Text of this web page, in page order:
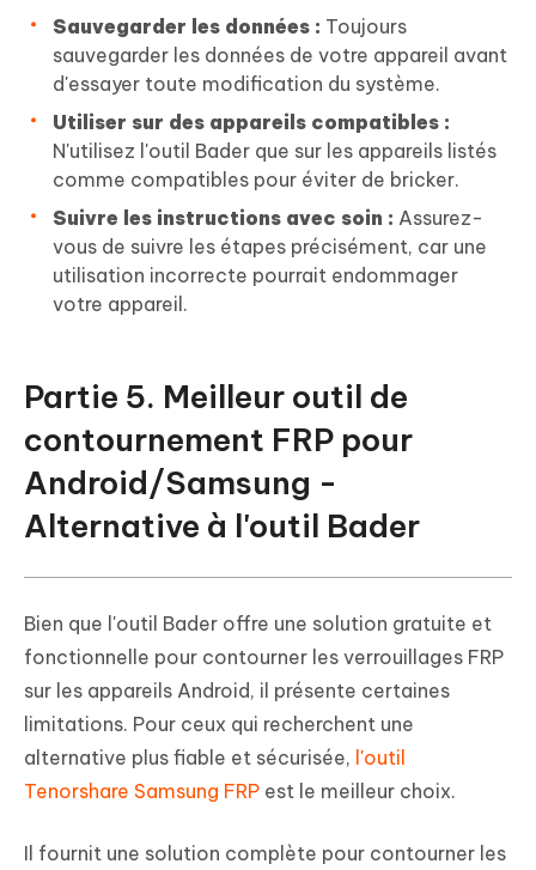
Sauvegarder les données : Toujours
sauvegarder les données de votre appareil avant
d'essayer toute modification du système.
Utiliser sur des appareils compatibles :
N'utilisez l'outil Bader que sur les appareils listés
comme compatibles pour éviter de bricker.
Suivre les instructions avec soin : Assurez-
vous de suivre les étapes précisément, car une
utilisation incorrecte pourrait endommager
votre appareil.
Partie 5. Meilleur outil de
contournement FRP pour
Android/Samsung -
Alternative à l'outil Bader
Bien que l'outil Bader offre une solution gratuite et
fonctionnelle pour contourner les verrouillages FRP
sur les appareils Android, il présente certaines
limitations. Pour ceux qui recherchent une
alternative plus fiable et sécurisée, l'outil
Tenorshare Samsung FRP est le meilleur choix.
Il fournit une solution complète pour contourner les